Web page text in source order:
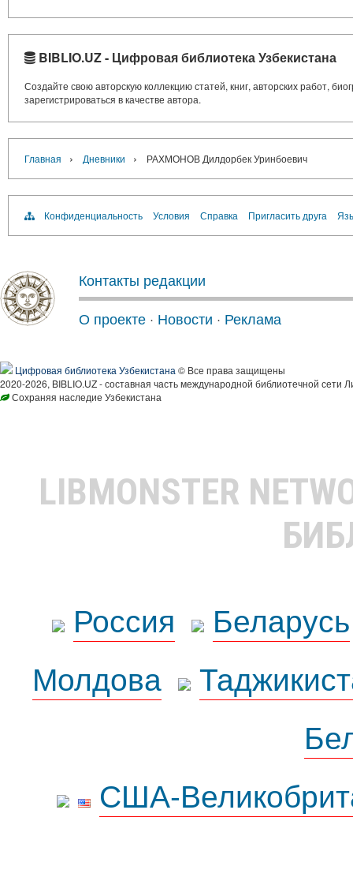
BIBLIO.UZ - Цифровая библиотека Узбекистана
Создайте свою авторскую коллекцию статей, книг, авторских работ,
зарегистрироваться в качестве автора.
Главная › Дневники › РАХМОНОВ Дилдорбек Уринбоевич
Конфиденциальность Условия Справка Пригласить друга
Контакты редакции
О проекте · Новости · Реклама
Цифровая библиотека Узбекистана © Все права защищены
2020-2026, BIBLIO.UZ - составная часть международной библиотечной сети
Сохраняя наследие Узбекистана
LIBMONSTER
Россия
Беларусь
Молдова
США-